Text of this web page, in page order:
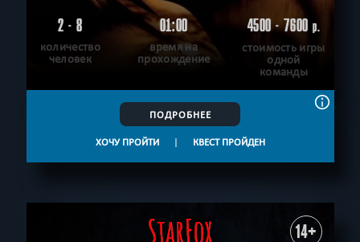
2 - 8
количество
человек
01:00
время на
прохождение
4500 - 7600р.
стоимость игры
одной
команды
ПОДРОБНЕЕ
ХОЧУ ПРОЙТИ | КВЕСТ ПРОЙДЕН
14+